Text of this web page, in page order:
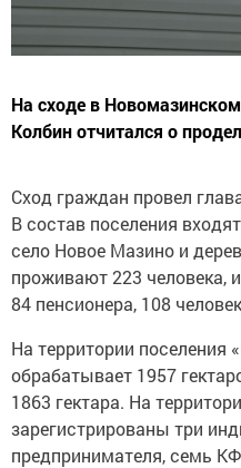
На сходе в
Колбин отчитался о
Сход граждан провел
В состав поселения
село Новое Мазино и
проживают 223 человека,
84 пенсионера, 108
На территории поселения
обрабатывает 1957
1863 гектара. На
зарегистрированы три
предпринимателя, семь